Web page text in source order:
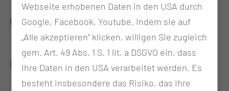
DEIN BENEFIT
DAS ERWARTET DICH IN THEORIE UND
PRAXIS
Webseite erhobenen Daten in den USA durch
Google, Facebook, Youtube. Indem sie auf
„Alle akzeptieren“ klicken, willigen Sie zugleich
gem. Art. 49 Abs. 1 S. 1 lit. a DSGVO ein, dass
Ihre Daten in den USA verarbeitet werden. Es
besteht insbesondere das Risiko, das Ihre